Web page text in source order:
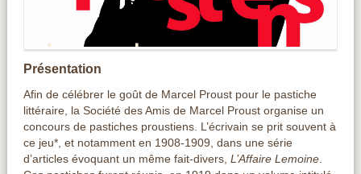
Présentation
Afin de célébrer le goût de Marcel Proust pour le pastiche
littéraire, la Société des Amis de Marcel Proust organise un
concours de pastiches proustiens. L’écrivain se prit souvent à
ce jeu*, et notamment en 1908-1909, dans une série
d’articles évoquant un même fait-divers, L’Affaire Lemoine.